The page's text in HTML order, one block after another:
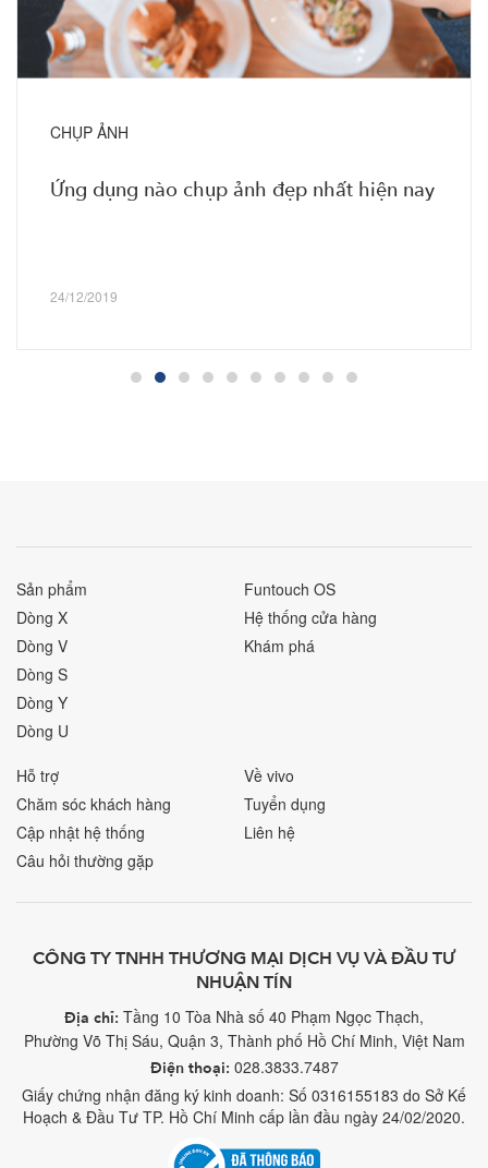
CHỤP ẢNH
Ứng dụng nào chụp ảnh đẹp nhất hiện nay
24/12/2019
Sản phẩm
Dòng X
Dòng V
Dòng S
Dòng Y
Dòng U
Funtouch OS
Hệ thống cửa hàng
Khám phá
Hỗ trợ
Chăm sóc khách hàng
Cập nhật hệ thống
Câu hỏi thường gặp
Về vivo
Tuyển dụng
Liên hệ
CÔNG TY TNHH THƯƠNG MẠI DỊCH VỤ VÀ ĐẦU TƯ
NHUẬN TÍN
Địa chỉ: Tầng 10 Tòa Nhà số 40 Phạm Ngọc Thạch,
Phường Võ Thị Sáu, Quận 3, Thành phố Hồ Chí Minh, Việt Nam
Điện thoại: 028.3833.7487
Giấy chứng nhận đăng ký kinh doanh: Số 0316155183 do Sở Kế
Hoạch & Đầu Tư TP. Hồ Chí Minh cấp lần đầu ngày 24/02/2020.